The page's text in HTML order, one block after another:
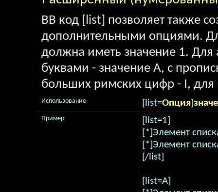
BB код [list] позволяет также
дополнительными опциями.
должна иметь значение 1. Для
буквами - значение A, с
больших римских цифр - I, для
[list=Опция]
Использование
[list=1]
[*]Элемент
[*]Элемент
[/list]
[list=A]
Пример